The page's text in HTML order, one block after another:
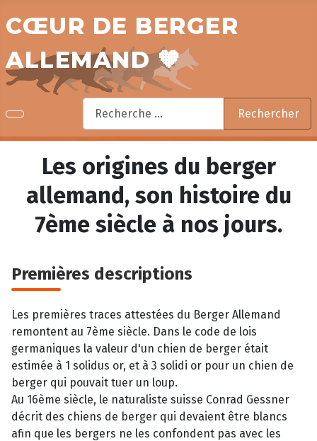
CŒUR DE BERGER
ALLEMAND 🧡
Rechercher
Rechercher
Les origines du berger
allemand, son histoire du
7ème siècle à nos jours.
Premières descriptions
Les premières traces attestées du Berger Allemand
remontent au 7ème siècle. Dans le code de lois
germaniques la valeur d'un chien de berger était
estimée à 1 solidus or, et à 3 solidi or pour un chien de
berger qui pouvait tuer un loup.
Au 16ème siècle, le naturaliste suisse Conrad Gessner
décrit des chiens de berger qui devaient être blancs
afin que les bergers ne les confondent pas avec les